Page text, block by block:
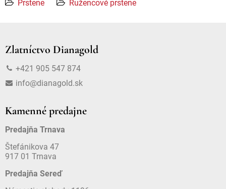
Prstene Ružencové prstene
Zlatníctvo Dianagold
+421 905 547 874
info@dianagold.sk
Kamenné predajne
Predajňa Trnava
Štefánikova 47
917 01 Trnava
Predajňa Sereď